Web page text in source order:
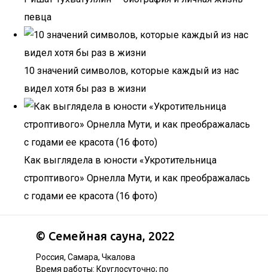
певца
10 значений символов, которые каждый из нас
видел хотя бы раз в жизни
Как выглядела в юности «Укротительница
строптивого» Орнелла Мути, и как преображалась
с годами ее красота (16 фото)
© Семейная сауна, 2022
Россия, Самара, Чкалова
Время работы: Круглосуточно; по